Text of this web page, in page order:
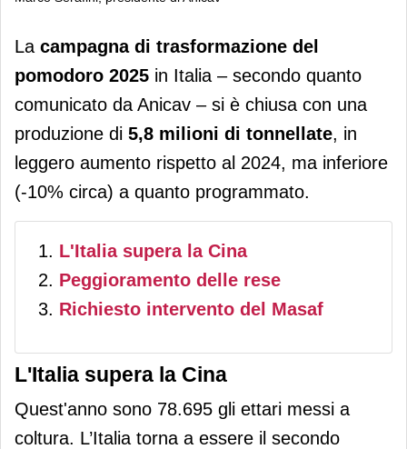
Anicav: chiusa la campagna
pomodoro 2025 con 5,8 milioni di
tonnellate di prodotto trasformato
La campagna di trasformazione del
pomodoro 2025 in Italia – secondo quanto
comunicato da Anicav – si è chiusa con una
produzione di 5,8 milioni di tonnellate, in
leggero aumento rispetto al 2024, ma inferiore
(-10% circa) a quanto programmato.
L'Italia supera la Cina
Peggioramento delle rese
Richiesto intervento del Masaf
L'Italia supera la Cina
Quest'anno sono 78.695 gli ettari messi a
coltura. L’Italia torna a essere il secondo